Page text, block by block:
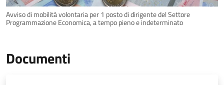
Avviso di mobilità volontaria per 1 posto di dirigente del Settore
Programmazione Economica, a tempo pieno e indeterminato
Documenti